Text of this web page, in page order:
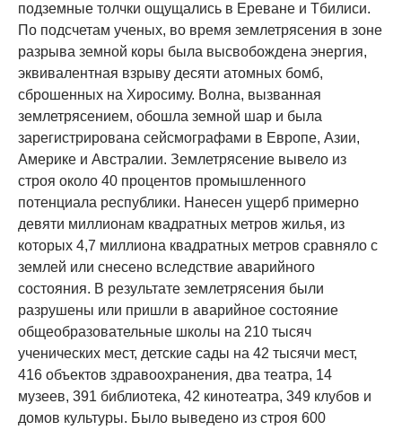
подземные толчки ощущались в Ереване и Тбилиси.
По подсчетам ученых, во время землетрясения в зоне
разрыва земной коры была высвобождена энергия,
эквивалентная взрыву десяти атомных бомб,
сброшенных на Хиросиму. Волна, вызванная
землетрясением, обошла земной шар и была
зарегистрирована сейсмографами в Европе, Азии,
Америке и Австралии. Землетрясение вывело из
строя около 40 процентов промышленного
потенциала республики. Нанесен ущерб примерно
девяти миллионам квадратных метров жилья, из
которых 4,7 миллиона квадратных метров сравняло с
землей или снесено вследствие аварийного
состояния. В результате землетрясения были
разрушены или пришли в аварийное состояние
общеобразовательные школы на 210 тысяч
ученических мест, детские сады на 42 тысячи мест,
416 объектов здравоохранения, два театра, 14
музеев, 391 библиотека, 42 кинотеатра, 349 клубов и
домов культуры. Было выведено из строя 600